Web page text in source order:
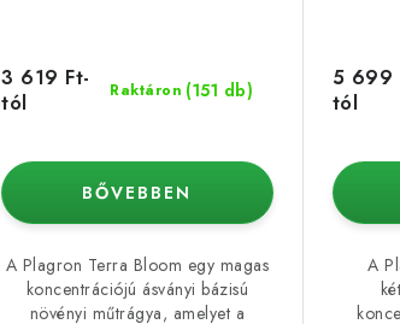
Raktáron (151 db)
3 619 Ft-
tól
BŐVEBBEN
A Plagron Terra Bloom egy magas
koncentrációjú ásványi bázisú
növényi műtrágya, amelyet a
5 699
tól
A